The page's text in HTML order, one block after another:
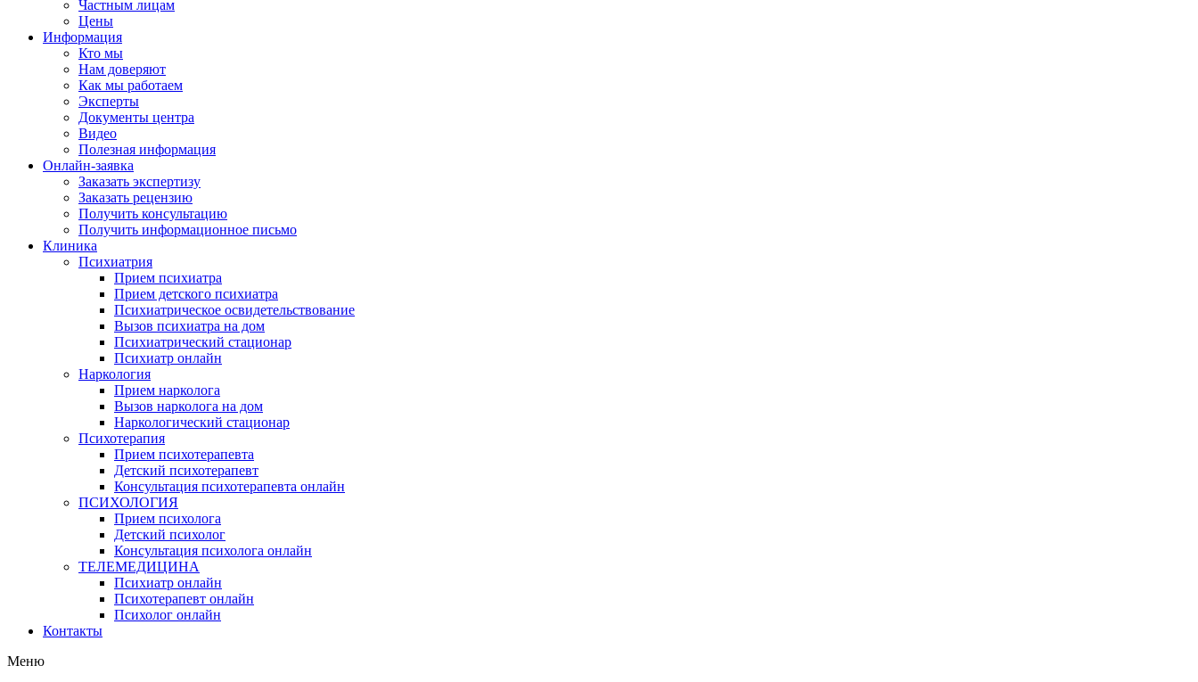
Частным лицам
Цены
Информация
Кто мы
Нам доверяют
Как мы работаем
Эксперты
Документы центра
Видео
Полезная информация
Онлайн-заявка
Заказать экспертизу
Заказать рецензию
Получить консультацию
Получить информационное письмо
Клиника
Психиатрия
Прием психиатра
Прием детского психиатра
Психиатрическое освидетельствование
Вызов психиатра на дом
Психиатрический стационар
Психиатр онлайн
Наркология
Прием нарколога
Вызов нарколога на дом
Наркологический стационар
Психотерапия
Прием психотерапевта
Детский психотерапевт
Консультация психотерапевта онлайн
ПСИХОЛОГИЯ
Прием психолога
Детский психолог
Консультация психолога онлайн
ТЕЛЕМЕДИЦИНА
Психиатр онлайн
Психотерапевт онлайн
Психолог онлайн
Контакты
Меню